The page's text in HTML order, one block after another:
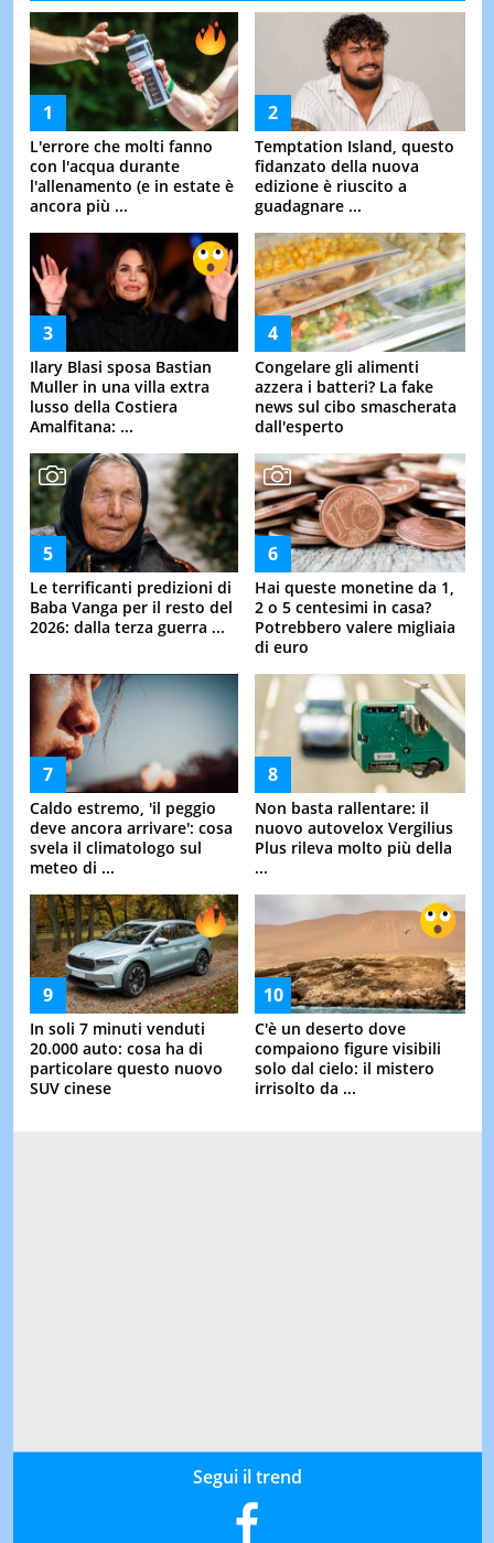
L'errore che molti fanno
con l'acqua durante
l'allenamento (e in estate è
ancora più ...
Temptation Island, questo
fidanzato della nuova
edizione è riuscito a
guadagnare ...
Ilary Blasi sposa Bastian
Muller in una villa extra
lusso della Costiera
Amalfitana: ...
Congelare gli alimenti
azzera i batteri? La fake
news sul cibo smascherata
dall'esperto
Le terrificanti predizioni di
Baba Vanga per il resto del
2026: dalla terza guerra ...
Hai queste monetine da 1,
2 o 5 centesimi in casa?
Potrebbero valere migliaia
di euro
Caldo estremo, 'il peggio
deve ancora arrivare': cosa
svela il climatologo sul
meteo di ...
Non basta rallentare: il
nuovo autovelox Vergilius
Plus rileva molto più della
...
In soli 7 minuti venduti
20.000 auto: cosa ha di
particolare questo nuovo
SUV cinese
C'è un deserto dove
compaiono figure visibili
solo dal cielo: il mistero
irrisolto da ...
Segui il trend